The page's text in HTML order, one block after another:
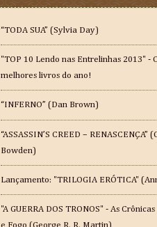
“TODA SUA” (Sylvia Day)
"TOP 10 Lendo nas Entrelinhas 2013" -
melhores livros do ano!
“INFERNO” (Dan Brown)
“ASSASSIN’S CREED – RENASCENÇA”
Bowden)
Lançamento: "TRILOGIA ERÓTICA"
"A GUERRA DOS TRONOS" - As